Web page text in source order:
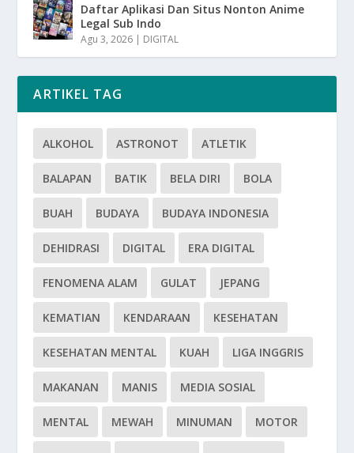
Daftar Aplikasi Dan Situs Nonton Anime
Legal Sub Indo
Agu 3, 2026 | DIGITAL
ARTIKEL TAG
ALKOHOL ASTRONOT ATLETIK
BALAPAN BATIK BELA DIRI BOLA
BUAH BUDAYA BUDAYA INDONESIA
DEHIDRASI DIGITAL ERA DIGITAL
FENOMENA ALAM GULAT JEPANG
KEMATIAN KENDARAAN KESEHATAN
KESEHATAN MENTAL KUAH LIGA INGGRIS
MAKANAN MANIS MEDIA SOSIAL
MENTAL MEWAH MINUMAN MOTOR